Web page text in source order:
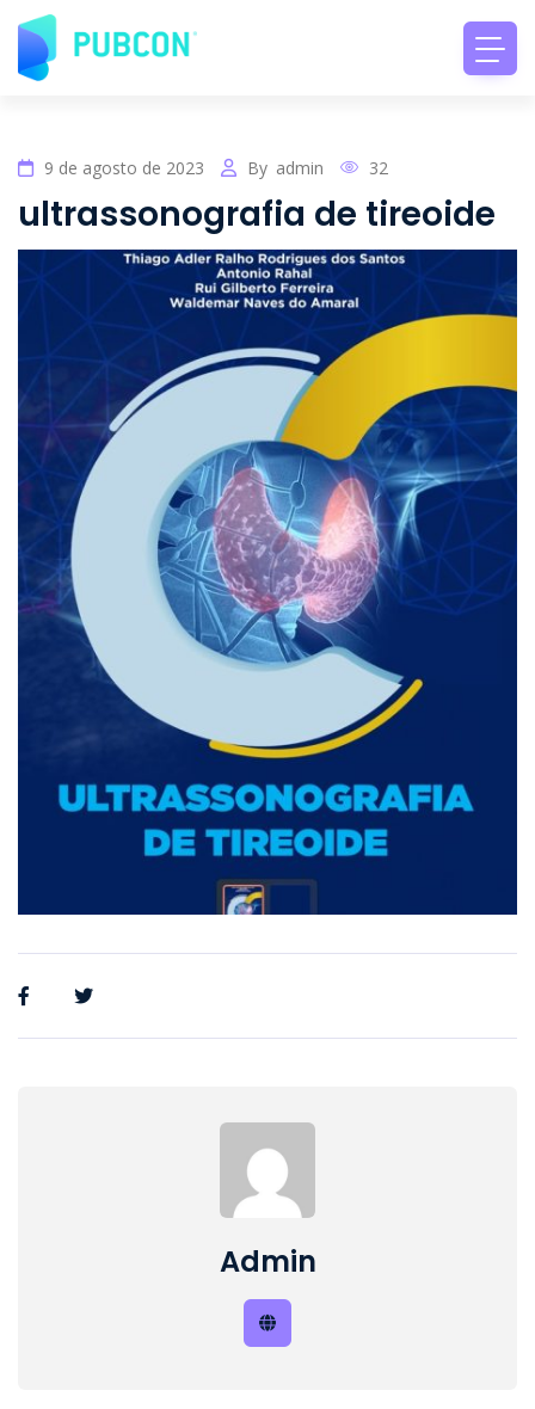
9 de agosto de 2023 By admin 32
ultrassonografia de tireoide
Admin